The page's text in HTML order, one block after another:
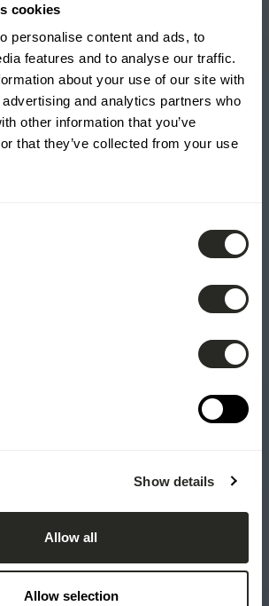
cookies
personalise content and ads, to
features and to analyse our traffic.
about your use of our site with
and analytics partners who
other information that you’ve
that they’ve collected from your use
Show details
Allow all
Allow selection